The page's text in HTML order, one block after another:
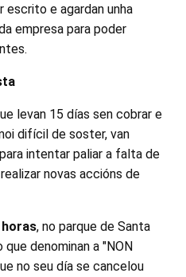
escrito e agardan unha
empresa para poder
levan 15 días sen cobrar e
difícil de soster, van
intentar paliar a falta de
novas accións de
horas, no parque de Santa
denominan a "NON
no seu día se cancelou